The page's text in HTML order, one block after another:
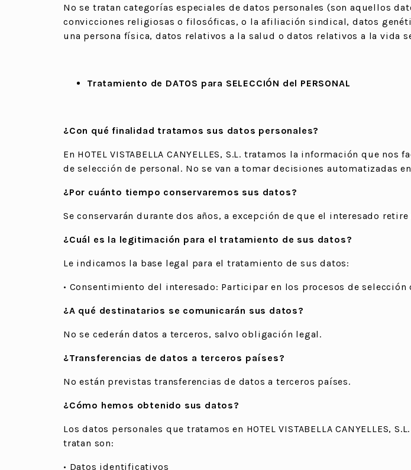
No se tratan categorías especiales de datos personales (son aquellos
convicciones religiosas o filosóficas, o la afiliación sindical, datos
una persona física, datos relativos a la salud o datos relativos a la vida
Tratamiento de DATOS para SELECCIÓN del PERSONAL
¿Con qué finalidad tratamos sus datos personales?
En HOTEL VISTABELLA CANYELLES, S.L. tratamos la información que
de selección de personal. No se van a tomar decisiones automatizadas
¿Por cuánto tiempo conservaremos sus datos?
Se conservarán durante dos años, a excepción de que el interesado
¿Cuál es la legitimación para el tratamiento de sus datos?
Le indicamos la base legal para el tratamiento de sus datos:
• Consentimiento del interesado: Participar en los procesos de selección
¿A qué destinatarios se comunicarán sus datos?
No se cederán datos a terceros, salvo obligación legal.
¿Transferencias de datos a terceros países?
No están previstas transferencias de datos a terceros países.
¿Cómo hemos obtenido sus datos?
Los datos personales que tratamos en HOTEL VISTABELLA
tratan son:
• Datos identificativos